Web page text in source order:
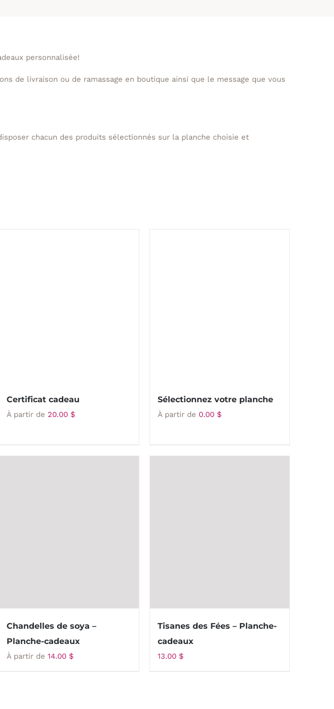
personnalisée!
de livraison ou de ramassage en boutique ainsi que le message que vous
chacun des produits sélectionnés sur la planche choisie et
Certificat cadeau
À partir de 20.00 $
Sélectionnez votre planche
À partir de 0.00 $
Chandelles de soya –
Planche-cadeaux
À partir de 14.00 $
Tisanes des Fées – Planche-
cadeaux
13.00 $